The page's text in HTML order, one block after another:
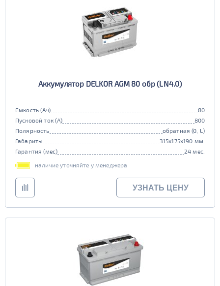
Аккумулятор DELKOR AGM 80 обр (LN4.0)
Емкость (Ач)
80
Пусковой ток (А)
800
Полярность
обратная (0, L)
Габариты
315x175x190 мм.
Гарантия (мес)
24 мес.
наличие уточняйте у менеджера
УЗНАТЬ ЦЕНУ